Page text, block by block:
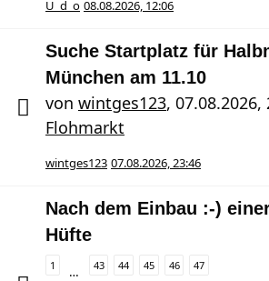
U_d_o 08.08.2026, 12:06
Suche Startplatz für
München am 11.10
von wintges123, 07.08.2026,
Flohmarkt
wintges123 07.08.2026, 23:46
Nach dem Einbau :-)
Hüfte
1 … 43 44 45 46 47